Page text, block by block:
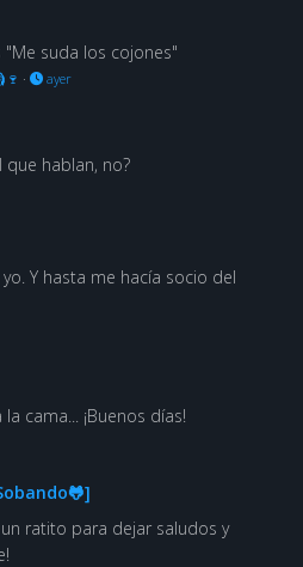
suda los cojones"
· ayer
que hablan, no?
Y hasta me hacía socio del
la cama... ¡Buenos días!
ratito para dejar saludos y